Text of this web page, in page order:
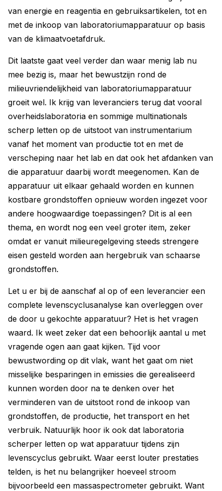
van energie en reagentia en gebruiksartikelen, tot en
met de inkoop van laboratoriumapparatuur op basis
van de klimaatvoetafdruk.
Dit laatste gaat veel verder dan waar menig lab nu
mee bezig is, maar het bewustzijn rond de
milieuvriendelijkheid van laboratoriumapparatuur
groeit wel. Ik krijg van leveranciers terug dat vooral
overheidslaboratoria en sommige multinationals
scherp letten op de uitstoot van instrumentarium
vanaf het moment van productie tot en met de
verscheping naar het lab en dat ook het afdanken van
die apparatuur daarbij wordt meegenomen. Kan de
apparatuur uit elkaar gehaald worden en kunnen
kostbare grondstoffen opnieuw worden ingezet voor
andere hoogwaardige toepassingen? Dit is al een
thema, en wordt nog een veel groter item, zeker
omdat er vanuit milieuregelgeving steeds strengere
eisen gesteld worden aan hergebruik van schaarse
grondstoffen.
Let u er bij de aanschaf al op of een leverancier een
complete levenscyclusanalyse kan overleggen over
de door u gekochte apparatuur? Het is het vragen
waard. Ik weet zeker dat een behoorlijk aantal u met
vragende ogen aan gaat kijken. Tijd voor
bewustwording op dit vlak, want het gaat om niet
misselijke besparingen in emissies die gerealiseerd
kunnen worden door na te denken over het
verminderen van de uitstoot rond de inkoop van
grondstoffen, de productie, het transport en het
verbruik. Natuurlijk hoor ik ook dat laboratoria
scherper letten op wat apparatuur tijdens zijn
levenscyclus gebruikt. Waar eerst louter prestaties
telden, is het nu belangrijker hoeveel stroom
bijvoorbeeld een massaspectrometer gebruikt. Want